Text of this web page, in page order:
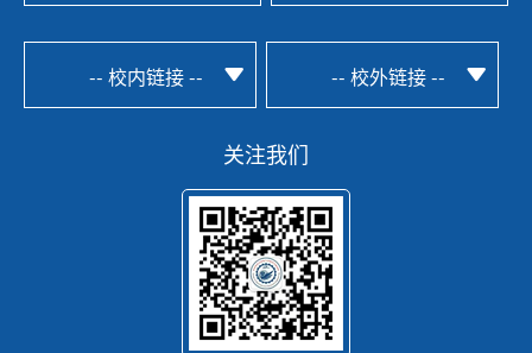
-- 校内链接 -- -- 校外链接 --
关注我们